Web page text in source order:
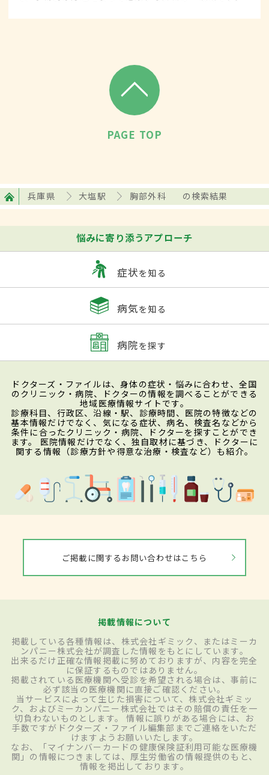
PAGE TOP
兵庫県 大塩駅 胸部外科 の検索結果
悩みに寄り添うアプローチ
症状を知る
病気を知る
病院を探す
ドクターズ・ファイルは、身体の症状・悩みに合わせ、全国
のクリニック・病院、ドクターの情報を調べることができる
地域医療情報サイトです。
診療科目、行政区、沿線・駅、診療時間、医院の特徴などの
基本情報だけでなく、気になる症状、病名、検査名などから
条件に合ったクリニック・病院、ドクターを探すことができ
ます。 医院情報だけでなく、独自取材に基づき、ドクターに
関する情報（診療方針や得意な治療・検査など）も紹介。
ご掲載に関するお問い合わせはこちら
掲載情報について
掲載している各種情報は、株式会社ギミック、またはミーカ
ンパニー株式会社が調査した情報をもとにしています。
出来るだけ正確な情報掲載に努めておりますが、内容を完全
に保証するものではありません。
掲載されている医療機関へ受診を希望される場合は、事前に
必ず該当の医療機関に直接ご確認ください。
当サービスによって生じた損害について、株式会社ギミッ
ク、およびミーカンパニー株式会社ではその賠償の責任を一
切負わないものとします。 情報に誤りがある場合には、お
手数ですがドクターズ・ファイル編集部までご連絡をいただ
けますようお願いいたします。
なお、「マイナンバーカードの健康保険証利用可能な医療機
関」の情報につきましては、厚生労働省の情報提供のもと、
情報を掲出しております。